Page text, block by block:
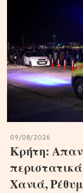
09/08/2026
Κρήτη:
Χανιά,